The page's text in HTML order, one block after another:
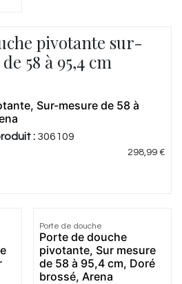
pivotante sur-
58 à 95,4 cm
Sur-mesure de 58 à
: 306109
298,99€
Meilleur
prix
Porte de douche
Porte de douche
pivotante, Sur mesure
de 58 à 95,4 cm, Doré
brossé, Arena